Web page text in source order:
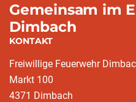
Gemeinsam im
Dimbach
KONTAKT
Freiwillige Feuerwehr
Markt 100
4371 Dimbach